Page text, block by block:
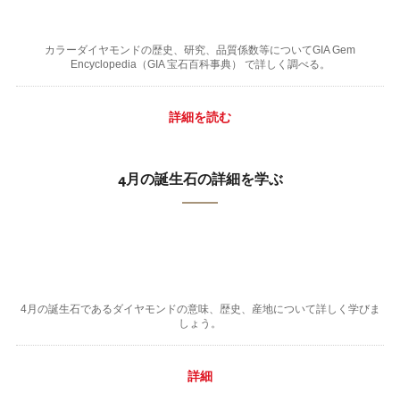
カラーダイヤモンドの歴史、研究、品質係数等についてGIA Gem
Encyclopedia（GIA 宝石百科事典） で詳しく調べる。
詳細を読む
4月の誕生石の詳細を学ぶ
4月の誕生石であるダイヤモンドの意味、歴史、産地について詳しく学びま
しょう。
詳細